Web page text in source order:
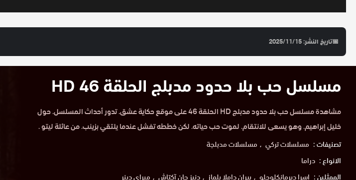
📅تاريخ النشر: 2025/11/15
مسلسل حب بلا حدود مدبلج الحلقة 46 HD
مشاهدة مسلسل حب بلا حدود مدبلج HD الحلقة 46 على موقع حكاية عشق. تدور أحداث المسلسل. حول
خليل إبراهيم. وهو يسعى للانتقام. لموت حب حياته. لكن خططه تفشل عندما يلتقي بزينب. من عائلة ليتو .
تصنيفات : مسلسلات تركي
مسلسلات مدبلجة
الانواع : دراما
الممثلين : اسرا ديرمانكلوجلو بيران داملا يلماز دنيز جان آكتاش ميراي دينر